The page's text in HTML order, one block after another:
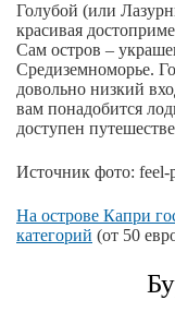
Голубой (или
красивая
Сам остров –
Средиземноморье.
довольно низкий
вам понадобится
доступен
Источник фото: feel-
На острове Капри
категорий (от 50